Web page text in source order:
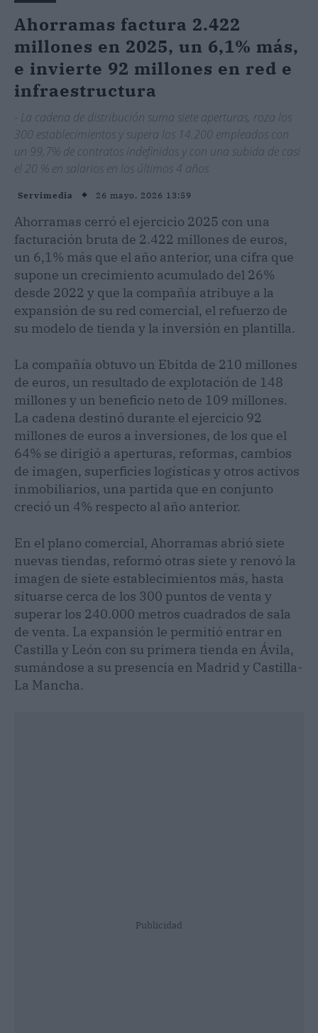
Ahorramas factura 2.422
millones en 2025, un 6,1% más,
e invierte 92 millones en red e
infraestructura
- La cadena de distribución suma siete aperturas, roza los
300 establecimientos y supera los 14.200 empleados con
un 99,7% de contratos indefinidos y con una subida de casi
el 20 % en salarios en los últimos 4 años
Servimedia 26 mayo, 2026 13:59
Ahorramas cerró el ejercicio 2025 con una
facturación bruta de 2.422 millones de euros,
un 6,1% más que el año anterior, una cifra que
supone un crecimiento acumulado del 26%
desde 2022 y que la compañía atribuye a la
expansión de su red comercial, el refuerzo de
su modelo de tienda y la inversión en plantilla.
La compañía obtuvo un Ebitda de 210 millones
de euros, un resultado de explotación de 148
millones y un beneficio neto de 109 millones.
La cadena destinó durante el ejercicio 92
millones de euros a inversiones, de los que el
64% se dirigió a aperturas, reformas, cambios
de imagen, superficies logísticas y otros activos
inmobiliarios, una partida que en conjunto
creció un 4% respecto al año anterior.
En el plano comercial, Ahorramas abrió siete
nuevas tiendas, reformó otras siete y renovó la
imagen de siete establecimientos más, hasta
situarse cerca de los 300 puntos de venta y
superar los 240.000 metros cuadrados de sala
de venta. La expansión le permitió entrar en
Castilla y León con su primera tienda en Ávila,
sumándose a su presencia en Madrid y Castilla-
La Mancha.
Publicidad